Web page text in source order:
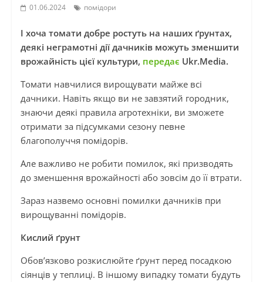
01.06.2024 помідори
І хоча томати добре ростуть на наших ґрунтах,
деякі неграмотні дії дачників можуть зменшити
врожайність цієї культури, передає Ukr.Media.
Томати навчилися вирощувати майже всі
дачники. Навіть якщо ви не завзятий городник,
знаючи деякі правила агротехніки, ви зможете
отримати за підсумками сезону певне
благополуччя помідорів.
Але важливо не робити помилок, які призводять
до зменшення врожайності або зовсім до її втрати.
Зараз назвемо основні помилки дачників при
вирощуванні помідорів.
Кислий ґрунт
Обов’язково розкислюйте ґрунт перед посадкою
сіянців у теплиці. В іншому випадку томати будуть